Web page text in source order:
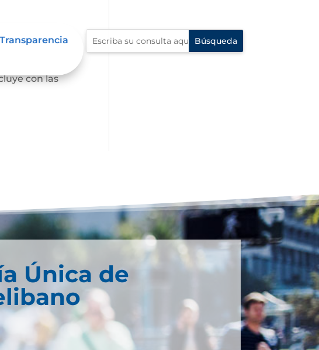
Transparencia
que
con las
Única de